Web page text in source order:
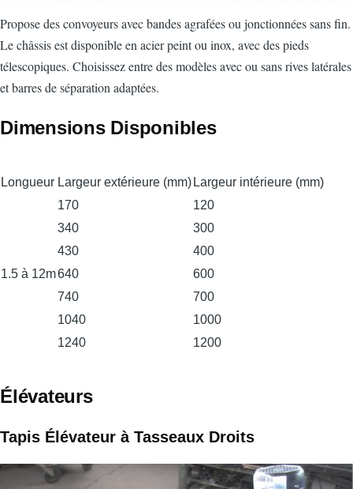
Propose des convoyeurs avec bandes agrafées ou jonctionnées sans fin.
Le châssis est disponible en acier peint ou inox, avec des pieds
télescopiques. Choisissez entre des modèles avec ou sans rives latérales
et barres de séparation adaptées.
Dimensions Disponibles
Longueur Largeur extérieure (mm) Largeur intérieure (mm)
1.5 à 12m
170
120
340
300
430
400
640
600
740
700
1040
1000
1240
1200
Élévateurs
Tapis Élévateur à Tasseaux Droits
Image